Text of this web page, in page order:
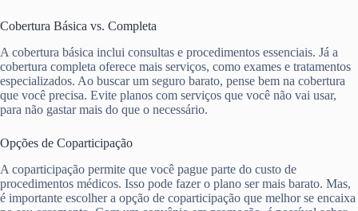
Cobertura Básica vs. Completa
A cobertura básica inclui consultas e procedimentos essenciais. Já a
cobertura completa oferece mais serviços, como exames e tratamentos
especializados. Ao buscar um seguro barato, pense bem na cobertura
que você precisa. Evite planos com serviços que você não vai usar,
para não gastar mais do que o necessário.
Opções de Coparticipação
A coparticipação permite que você pague parte do custo de
procedimentos médicos. Isso pode fazer o plano ser mais barato. Mas,
é importante escolher a opção de coparticipação que melhor se encaixa